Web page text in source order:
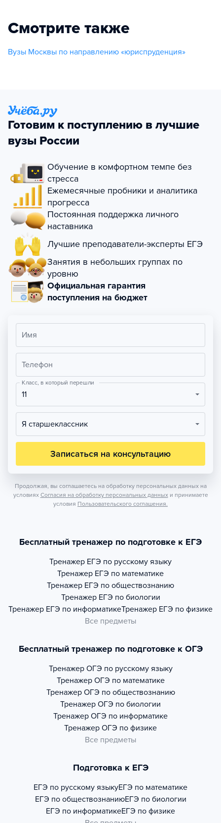
Смотрите также
Вузы Москвы по направлению «юриспруденция»
Готовим к поступлению в лучшие
вузы России
Обучение в комфортном темпе без
стресса
Ежемесячные пробники и аналитика
прогресса
Постоянная поддержка личного
наставника
Лучшие преподаватели-эксперты ЕГЭ
Занятия в небольших группах по
уровню
Официальная гарантия
поступления на бюджет
Имя
Телефон
Класс, в который перешли
11
Я старшеклассник
Записаться на консультацию
Продолжая, вы соглашаетесь на обработку персональных данных на
условиях Согласия на обработку персональных данных и принимаете
условия Пользовательского соглашения.
Бесплатный тренажер по подготовке к ЕГЭ
Тренажер ЕГЭ по русскому языку
Тренажер ЕГЭ по математике
Тренажер ЕГЭ по обществознанию
Тренажер ЕГЭ по биологии
Тренажер ЕГЭ по информатикеТренажер ЕГЭ по физике
Все предметы
Бесплатный тренажер по подготовке к ОГЭ
Тренажер ОГЭ по русскому языку
Тренажер ОГЭ по математике
Тренажер ОГЭ по обществознанию
Тренажер ОГЭ по биологии
Тренажер ОГЭ по информатике
Тренажер ОГЭ по физике
Все предметы
Подготовка к ЕГЭ
ЕГЭ по русскому языкуЕГЭ по математике
ЕГЭ по обществознаниюЕГЭ по биологии
ЕГЭ по информатикеЕГЭ по физике